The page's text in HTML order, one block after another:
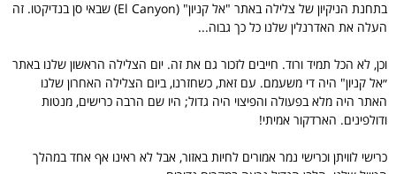
בתחנת הניקיון של צלילה באתר "אל קניון" (El Canyon) שבאי סן בנדיקטו. זה
העלה את האדרנלין שלנו כל כך גבוה...
וכן, לא הכל תמיד ורוד. חייבים לזכור גם את זה. יום הצלילה הראשון שלנו באתר
״אל קניון" היה די משעמם. עם זאת, כשחזרנו, ביום הצלילה האחרון שלנו
האתר היה מלא בפעולה והפיצוי היה גדול; היו שם הרבה כרישים, מנטות
ודולפינים. הארדקור אמיתי!
כרישי לוויתן וכרישי נמר אמורים לחיות באזור, אבל לא ראינו אף אחד במהלך